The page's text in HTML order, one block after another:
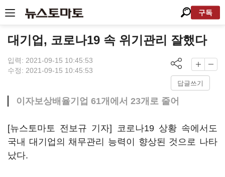
구독
대기업, 코로나19 속 위기관리 잘했다
입력: 2021-09-15 10:45:53
수정: 2021-09-15 10:45:53
답글쓰기
이자보상배율기업 61개에서 23개로 줄어
[뉴스토마토 전보규 기자] 코로나19 상황 속에서도
국내 대기업의 채무관리 능력이 향상된 것으로 나타
났다.